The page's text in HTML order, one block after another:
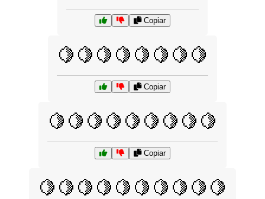
Copiar
🍋🍋🍋🍋🍋🍋🍋🍋
Copiar
🍋🍋🍋🍋🍋🍋🍋🍋🍋
Copiar
🍋🍋🍋🍋🍋🍋🍋🍋🍋🍋